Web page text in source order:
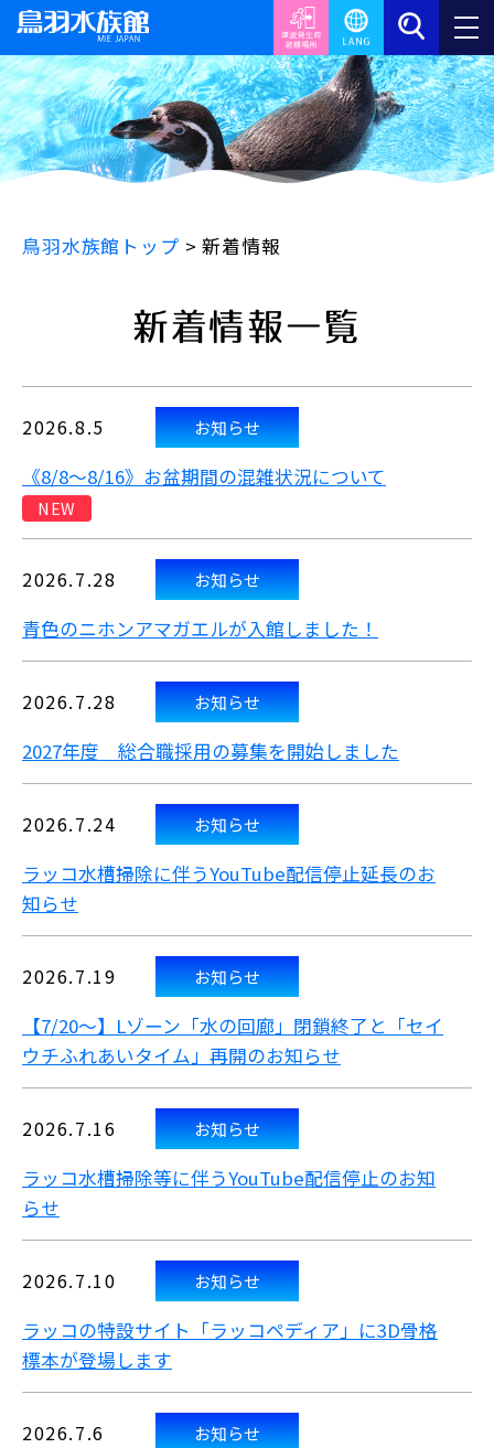
鳥羽水族館トップ >新着情報
新着情報一覧
2026.8.5 お知らせ
《8/8～8/16》お盆期間の混雑状況について
NEW
2026.7.28 お知らせ
青色のニホンアマガエルが入館しました！
2026.7.28 お知らせ
2027年度 総合職採用の募集を開始しました
2026.7.24 お知らせ
ラッコ水槽掃除に伴うYouTube配信停止延長のお
知らせ
2026.7.19 お知らせ
【7/20～】Lゾーン「水の回廊」閉鎖終了と「セイ
ウチふれあいタイム」再開のお知らせ
2026.7.16 お知らせ
ラッコ水槽掃除等に伴うYouTube配信停止のお知
らせ
2026.7.10 お知らせ
ラッコの特設サイト「ラッコペディア」に3D骨格
標本が登場します
2026.7.6 お知らせ